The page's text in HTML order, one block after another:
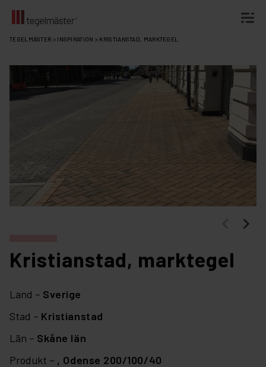
Fortsätt
TEGELMÄSTER > INSPIRATION > KRISTIANSTAD, MARKTEGEL
Kristianstad, marktegel
Land – Sverige
Stad – Kristianstad
Län – Skåne län
Produkt – , Odense 200/100/40